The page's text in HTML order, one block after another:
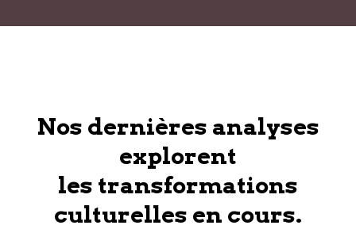
Nos dernières analyses
explorent
les transformations
culturelles en cours.